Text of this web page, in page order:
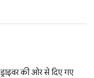
की ओर से दिए गए